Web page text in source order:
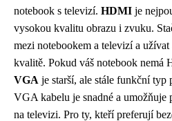
notebook s televizí. HDMI je
vysokou kvalitu obrazu i zvuku.
mezi notebookem a televizí a
kvalitě. Pokud váš notebook nemá
VGA je starší, ale stále funkční
VGA kabelu je snadné a umožňuje
na televizi. Pro ty, kteří preferují